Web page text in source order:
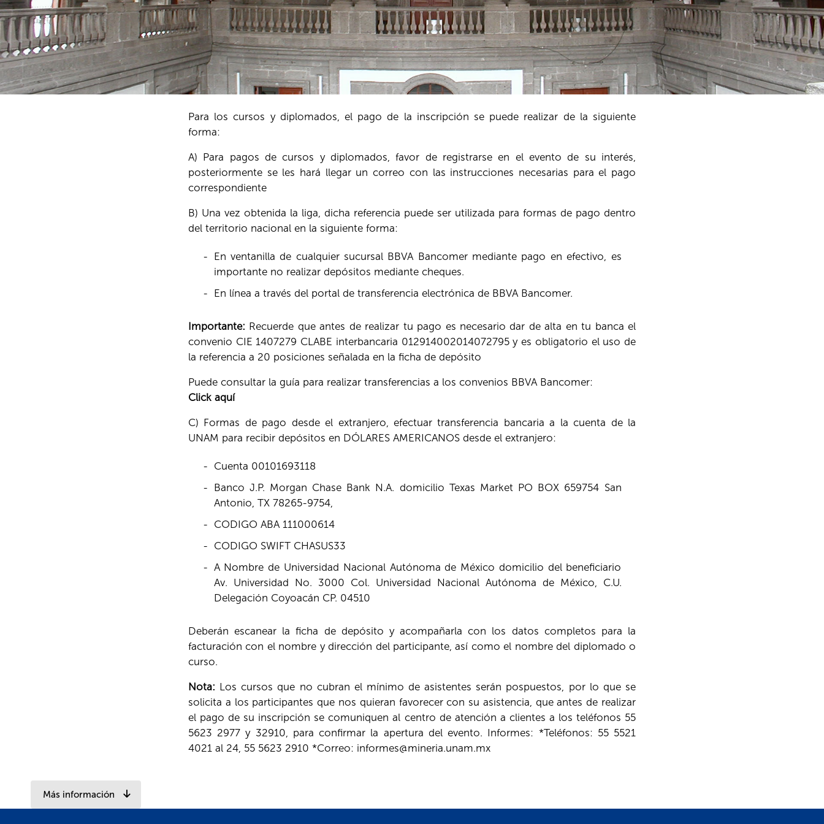
Para los cursos y diplomados, el pago de la inscripción se puede realizar de la siguiente
forma:
A) Para pagos de cursos y diplomados, favor de registrarse en el evento de su interés,
posteriormente se les hará llegar un correo con las instrucciones necesarias para el pago
correspondiente
B) Una vez obtenida la liga, dicha referencia puede ser utilizada para formas de pago dentro
del territorio nacional en la siguiente forma:
- En ventanilla de cualquier sucursal BBVA Bancomer mediante pago en efectivo, es
importante no realizar depósitos mediante cheques.
- En línea a través del portal de transferencia electrónica de BBVA Bancomer.
Importante: Recuerde que antes de realizar tu pago es necesario dar de alta en tu banca el
convenio CIE 1407279 CLABE interbancaria 012914002014072795 y es obligatorio el uso de
la referencia a 20 posiciones señalada en la ficha de depósito
Puede consultar la guía para realizar transferencias a los convenios BBVA Bancomer:
Click aquí
C) Formas de pago desde el extranjero, efectuar transferencia bancaria a la cuenta de la
UNAM para recibir depósitos en DÓLARES AMERICANOS desde el extranjero:
- Cuenta 00101693118
- Banco J.P. Morgan Chase Bank N.A. domicilio Texas Market PO BOX 659754 San
Antonio, TX 78265-9754,
- CODIGO ABA 111000614
- CODIGO SWIFT CHASUS33
- A Nombre de Universidad Nacional Autónoma de México domicilio del beneficiario
Av. Universidad No. 3000 Col. Universidad Nacional Autónoma de México, C.U.
Delegación Coyoacán CP. 04510
Deberán escanear la ficha de depósito y acompañarla con los datos completos para la
facturación con el nombre y dirección del participante, así como el nombre del diplomado o
curso.
Nota: Los cursos que no cubran el mínimo de asistentes serán pospuestos, por lo que se
solicita a los participantes que nos quieran favorecer con su asistencia, que antes de realizar
el pago de su inscripción se comuniquen al centro de atención a clientes a los teléfonos 55
5623 2977 y 32910, para confirmar la apertura del evento. Informes: *Teléfonos: 55 5521
4021 al 24, 55 5623 2910 *Correo: informes@mineria.unam.mx
Más información